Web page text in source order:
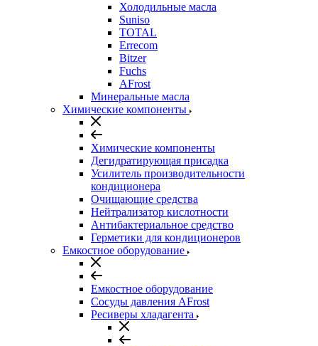
Холодильные масла
Suniso
TOTAL
Errecom
Bitzer
Fuchs
AFrost
Минеральные масла
Химические компоненты
Химические компоненты
Дегидратирующая присадка
Усилитель производительности
кондиционера
Очищающие средства
Нейтрализатор кислотности
Антибактериальное средство
Герметики для кондиционеров
Емкостное оборудование
Емкостное оборудование
Сосуды давления AFrost
Ресиверы хладагента